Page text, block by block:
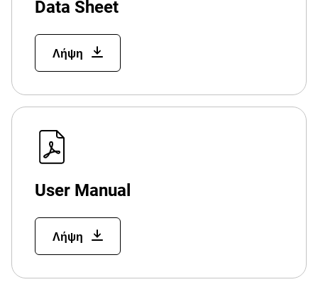
Data Sheet
Λήψη
User Manual
Λήψη